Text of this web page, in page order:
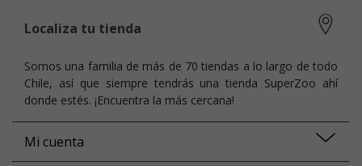
Localiza tu tienda
Somos una familia de más de 70 tiendas a lo largo de todo
Chile, así que siempre tendrás una tienda SuperZoo ahí
donde estés. ¡Encuentra la más cercana!
Mi cuenta